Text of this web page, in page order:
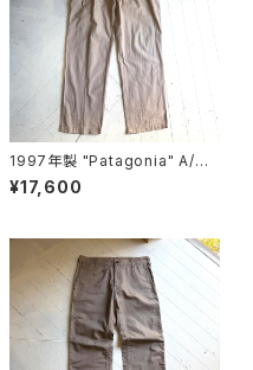
1997年製 "Patagonia" A/C
pants
¥17,600